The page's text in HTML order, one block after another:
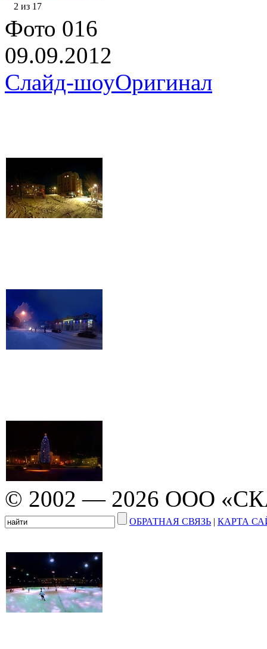
2 из 17
Фото 016
09.09.2012
Слайд-шоуОригинал
© 2002 — 2026 ООО
ОБРАТНАЯ СВЯЗЬ | КАРТА